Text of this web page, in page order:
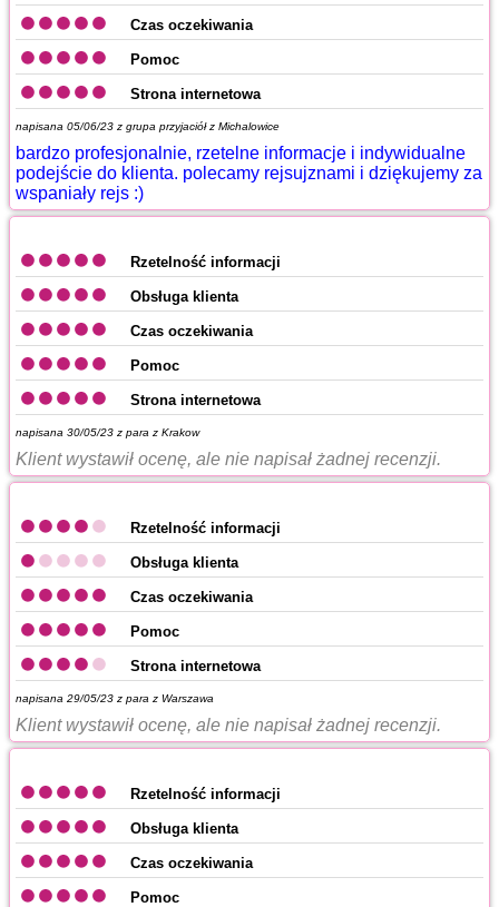
Czas oczekiwania
Pomoc
Strona internetowa
napisana 05/06/23 z grupa przyjaciół z Michalowice
bardzo profesjonalnie, rzetelne informacje i indywidualne
podejście do klienta. polecamy rejsujznami i dziękujemy za
wspaniały rejs :)
Rzetelność informacji
Obsługa klienta
Czas oczekiwania
Pomoc
Strona internetowa
napisana 30/05/23 z para z Krakow
Klient wystawił ocenę, ale nie napisał żadnej recenzji.
Rzetelność informacji
Obsługa klienta
Czas oczekiwania
Pomoc
Strona internetowa
napisana 29/05/23 z para z Warszawa
Klient wystawił ocenę, ale nie napisał żadnej recenzji.
Rzetelność informacji
Obsługa klienta
Czas oczekiwania
Pomoc